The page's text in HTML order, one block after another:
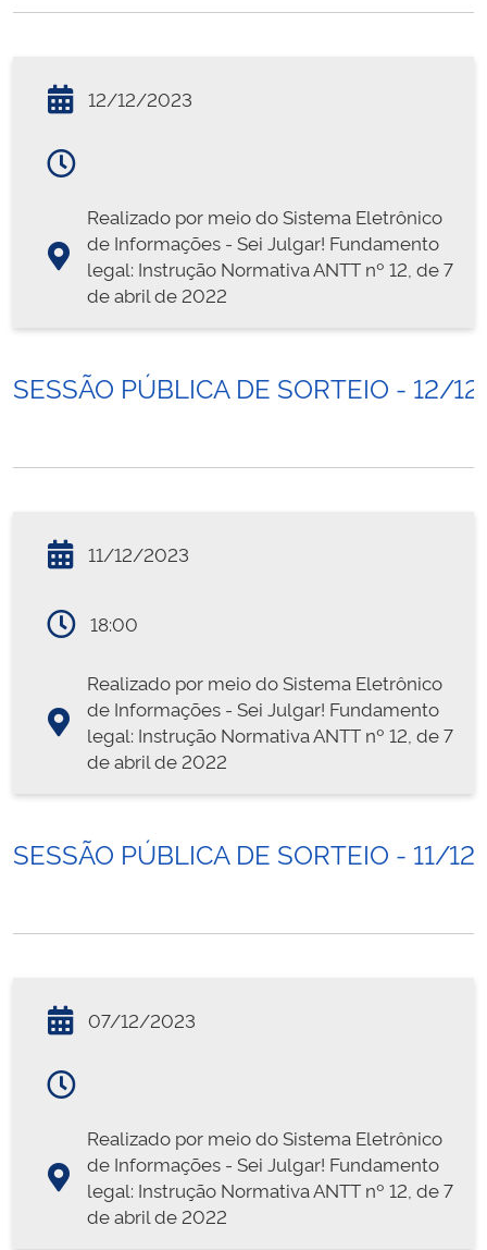
12/12/2023
Realizado por meio do Sistema Eletrônico
de Informações - Sei Julgar! Fundamento
legal: Instrução Normativa ANTT nº 12, de 7
de abril de 2022
SESSÃO PÚBLICA DE SORTEIO - 12/
11/12/2023
18:00
Realizado por meio do Sistema Eletrônico
de Informações - Sei Julgar! Fundamento
legal: Instrução Normativa ANTT nº 12, de 7
de abril de 2022
SESSÃO PÚBLICA DE SORTEIO - 11/
07/12/2023
Realizado por meio do Sistema Eletrônico
de Informações - Sei Julgar! Fundamento
legal: Instrução Normativa ANTT nº 12, de 7
de abril de 2022